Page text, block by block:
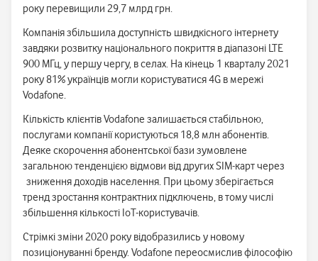
року перевищили 29,7 млрд грн.
Компанія збільшила доступність швидкісного інтернету
завдяки розвитку національного покриття в діапазоні LTE
900 МГц, у першу чергу, в селах. На кінець 1 кварталу 2021
року 81% українців могли користуватися 4G в мережі
Vodafone.
Кількість клієнтів Vodafone залишається стабільною,
послугами компанії користуються 18,8 млн абонентів.
Деяке скорочення абонентської бази зумовлене
загальною тенденцією відмови від других SIM-карт через
зниження доходів населення. При цьому зберігається
тренд зростання контрактних підключень, в тому числі
збільшення кількості IoT-користувачів.
Стрімкі зміни 2020 року відобразились у новому
позиціонуванні бренду. Vodafone переосмислив філософію